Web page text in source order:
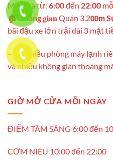
Mở cửa từ: 6:00đến 22:00
🏚️Không𝐠𝐢𝐚𝐧 Quán 3.2𝟬𝟬𝗺
bãi đậu xe lớn trải dài 3 mặt
– Có nhiều phòng máy lạnh
và nhiều không gian thoáng
GIỜ MỞ CỬA MỖI NGÀY
ĐIỂM TÂM SÁNG 6:00 đến
CƠM NIÊU 10:00 đến 22:00